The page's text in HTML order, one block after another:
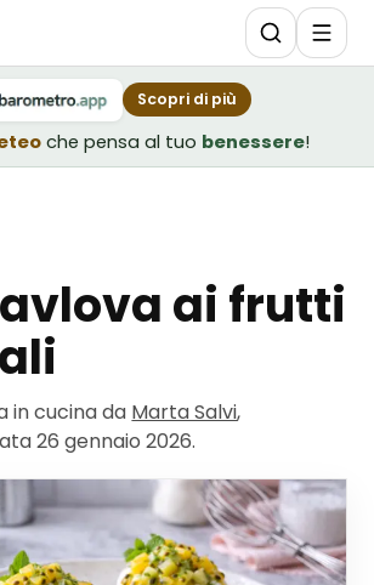
che pensa al tuo benessere!
Scopri di più
ai frutti
in cucina da Marta Salvi,
26 gennaio 2026.